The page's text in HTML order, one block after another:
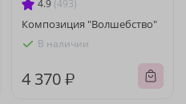
4.9 (493)
Композиция "Волшебство"
В наличии
4 370 ₽